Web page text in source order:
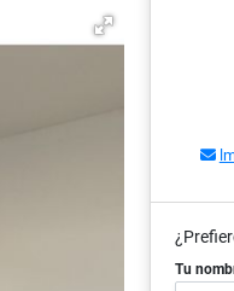
Tu